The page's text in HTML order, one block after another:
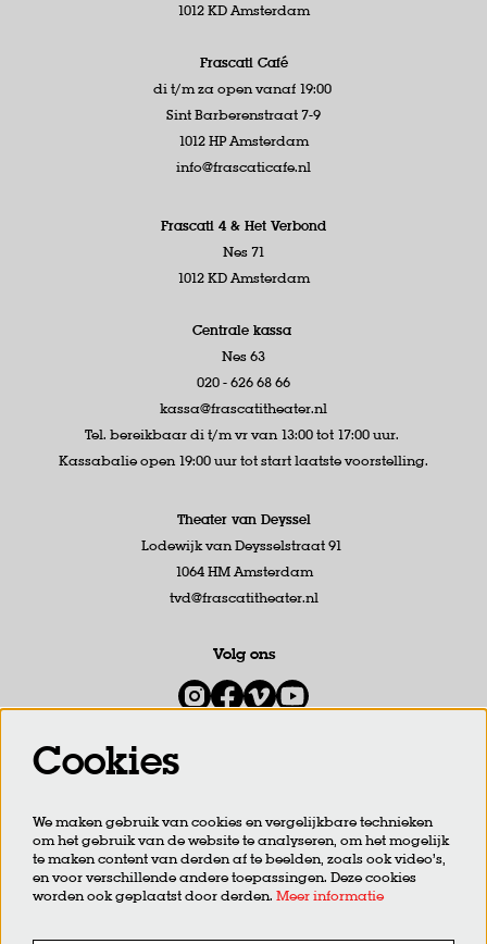
1012 KD Amsterdam
Frascati Café
di t/m za open vanaf 19:00
Sint Barberenstraat 7-9
1012 HP Amsterdam
info@frascaticafe.nl
Frascati 4 & Het Verbond
Nes 71
1012 KD Amsterdam
Centrale kassa
Nes 63
020 - 626 68 66
kassa@frascatitheater.nl
Tel. bereikbaar di t/m vr van 13:00 tot 17:00 uur.
Kassabalie open 19:00 uur tot start laatste voorstelling.
Theater van Deyssel
Lodewijk van Deysselstraat 91
1064 HM Amsterdam
tvd@frascatitheater.nl
Volg ons
Meld je aan voor de nieuwsbrief
AANMELDEN
Cookies
We maken gebruik van cookies en vergelijkbare technieken
om het gebruik van de website te analyseren, om het mogelijk
te maken content van derden af te beelden, zoals ook video’s,
en voor verschillende andere toepassingen. Deze cookies
worden ook geplaatst door derden. Meer informatie